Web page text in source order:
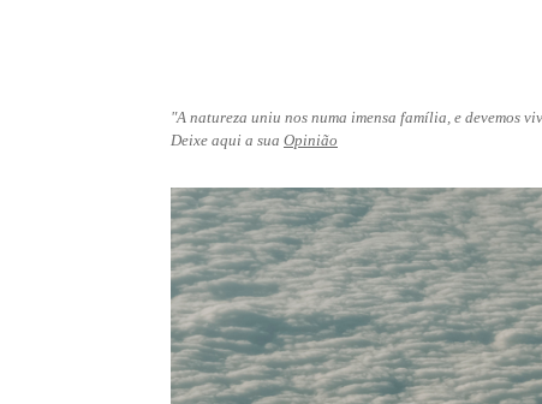
"A natureza uniu nos numa imensa família, e devemos
Deixe aqui a sua Opinião